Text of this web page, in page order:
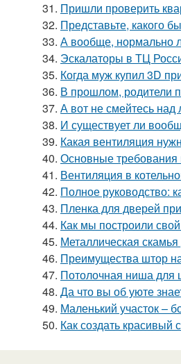
31. Пришли проверить
32. Представьте, какого
33. А вообще, нормально
34. Эскалаторы в ТЦ
35. Когда муж купил 3D
36. В прошлом, родители
37. А вот не смейтесь
38. И существует ли
39. Какая вентиляция
40. Основные требования
41. Вентиляция в
42. Полное руководство:
43. Пленка для дверей
44. Как мы построили
45. Металлическая
46. Преимущества штор
47. Потолочная ниша для
48. Да что вы об уюте
49. Маленький участок –
50. Как создать красивый